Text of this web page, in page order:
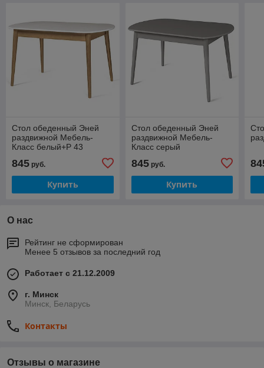
Стол обеденный Эней
раздвижной Мебель-
Класс белый+Р 43
845 руб.
Купить
Стол обеденный Эней
раздвижной Мебель-
Класс серый
845руб.
Купить
О нас
Рейтинг не сформирован
Менее 5 отзывов за последний год
Работает с 21.12.2009
г. Минск
Минск, Беларусь
Контакты
Отзывы о магазине